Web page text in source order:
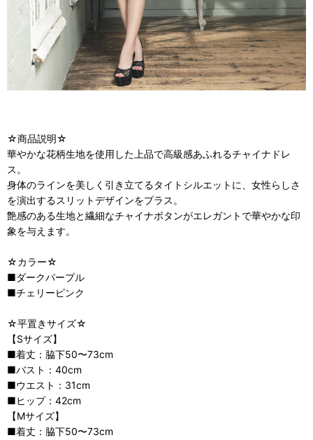
☆商品説明☆
華やかな花柄生地を使用した上品で高級感あふれるチャイナドレ
ス。
身体のラインを美しく引き立てるタイトシルエットに、女性らしさ
を演出するスリットデザインをプラス。
艶感のある生地と繊細なチャイナボタンがエレガントで華やかな印
象を与えます。
☆カラー☆
■ダークパープル
■チェリーピンク
☆平置きサイズ☆
【Sサイズ】
■着丈：脇下50〜73cm
■バスト：40cm
■ウエスト：31cm
■ヒップ：42cm
【Mサイズ】
■着丈：脇下50〜73cm